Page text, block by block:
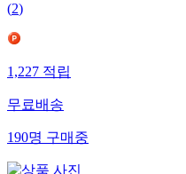
(2)
1,227적립
무료배송
190명구매중